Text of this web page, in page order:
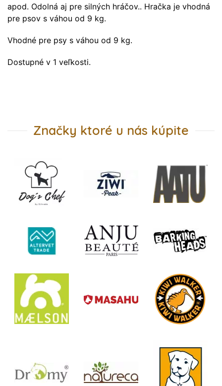
apod. Odolná aj pre silných hráčov.. Hračka je vhodná
pre psov s váhou od 9 kg.
Vhodné pre psy s váhou od 9 kg.
Dostupné v 1 veľkosti.
Značky ktoré u nás kúpite